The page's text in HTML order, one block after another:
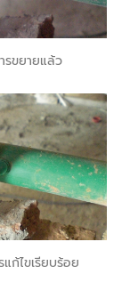
รขยายแล้ว
ก้ไขเรียบร้อย